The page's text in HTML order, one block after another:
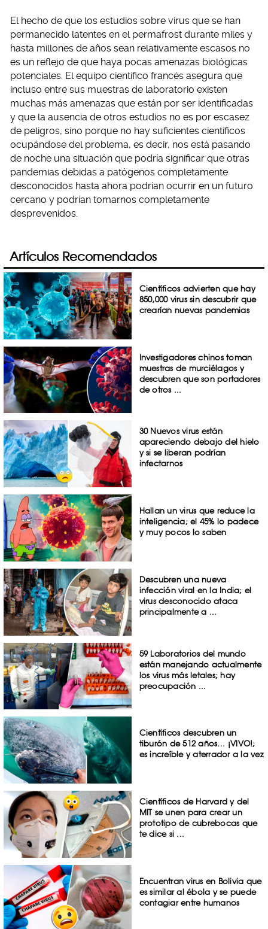
El hecho de que los estudios sobre virus que se han
permanecido latentes en el permafrost durante miles y
hasta millones de años sean relativamente escasos no
es un reflejo de que haya pocas amenazas biológicas
potenciales. El equipo científico francés asegura que
incluso entre sus muestras de laboratorio existen
muchas más amenazas que están por ser identificadas
y que la ausencia de otros estudios no es por escasez
de peligros, sino porque no hay suficientes científicos
ocupándose del problema, es decir, nos está pasando
de noche una situación que podría significar que otras
pandemias debidas a patógenos completamente
desconocidos hasta ahora podrían ocurrir en un futuro
cercano y podrían tomarnos completamente
desprevenidos.
Artículos Recomendados
Científicos advierten que hay
850,000 virus sin descubrir que
crearían nuevas pandemias
Investigadores chinos toman
muestras de murciélagos y
descubren que son portadores
de otros ...
30 Nuevos virus están
apareciendo debajo del hielo
y si se liberan podrían
infectarnos
Hallan un virus que reduce la
inteligencia; el 45% lo padece
y muy pocos lo saben
Descubren una nueva
infección viral en la India; el
virus desconocido ataca
principalmente a ...
59 Laboratorios del mundo
están manejando actualmente
los virus más letales; hay
preocupación ...
Científicos descubren un
tiburón de 512 años… ¡VIVO!;
es increíble y aterrador a la vez
Científicos de Harvard y del
MIT se unen para crear un
prototipo de cubrebocas que
te dice si ...
Encuentran virus en Bolivia que
es similar al ébola y se puede
contagiar entre humanos